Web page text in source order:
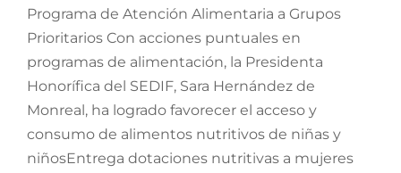
Programa de Atención Alimentaria a Grupos
Prioritarios Con acciones puntuales en
programas de alimentación, la Presidenta
Honorífica del SEDIF, Sara Hernández de
Monreal, ha logrado favorecer el acceso y
consumo de alimentos nutritivos de niñas y
niñosEntrega dotaciones nutritivas a mujeres